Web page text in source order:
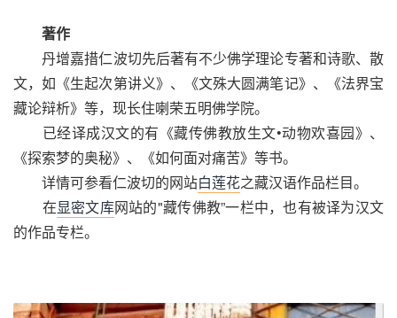
著作
丹增嘉措仁波切先后著有不少佛学理论专著和诗歌、散
文，如《生起次第讲义》、《文殊大圆满笔记》、《法界宝
藏论辩析》等，现长住喇荣五明佛学院。
已经译成汉文的有《藏传佛教放生文•动物欢喜园》、
《探索梦的奥秘》、《如何面对痛苦》等书。
详情可参看仁波切的网站白莲花之藏汉语作品栏目。
在显密文库网站的"藏传佛教”一栏中，也有被译为汉文
的作品专栏。